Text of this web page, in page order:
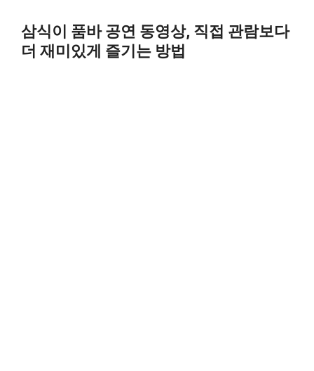
content
삼식이 품바 공연 동영상, 직접 관람보다
더 재미있게 즐기는 방법